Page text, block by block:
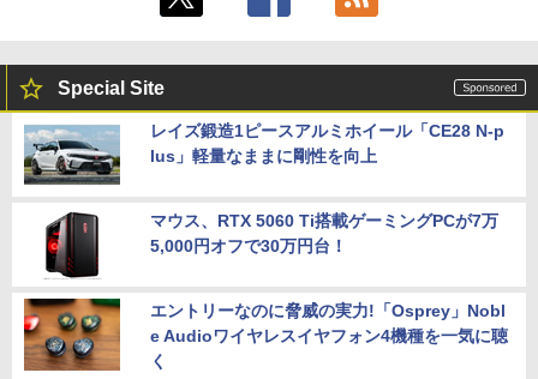
カラー 14型 薄型 軽量 初心者 学習向け P
5
超軽量 フルHD｜富士通 U939｜中古ノー
｜フルHD｜中古ノートパソコン 軽量｜
モバイルPC｜Fujitsu｜ノートパソコン
￥29,800
5
【お買い物マラソ開催中！P最大31.5%還
元】5年保証/Type-C/100Hz 24インチ モ
ニター USB-C IPSパネル スピーカー内蔵
HDR10 Adaptive Sync VESA対応 チル
ト調整可 オフィス用PCモニター フレー
￥11,999
Special Site
レイズ鍛造1ピースアルミホイール「CE28 N-p
lus」軽量なままに剛性を向上
マウス、RTX 5060 Ti搭載ゲーミングPCが7万
5,000円オフで30万円台！
エントリーなのに脅威の実力!「Osprey」Nobl
e Audioワイヤレスイヤフォン4機種を一気に聴
く